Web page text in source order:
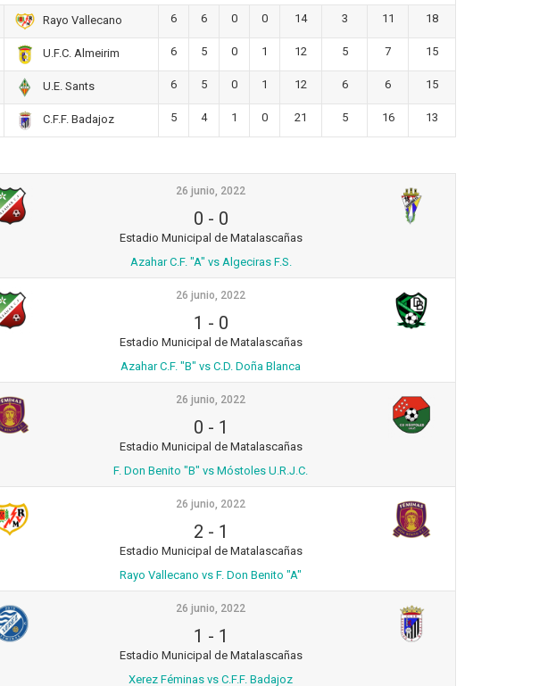
Rayo Vallecano 6 6 0 0 14 3 11 18
U.F.C. Almeirim 6 5 0 1 12 5 7 15
U.E. Sants 6 5 0 1 12 6 6 15
C.F.F. Badajoz 5 4 1 0 21 5 16 13
26 junio, 2022
0 - 0
Estadio Municipal de Matalascañas
Azahar C.F. "A" vs Algeciras F.S.
26 junio, 2022
1 - 0
Estadio Municipal de Matalascañas
Azahar C.F. "B" vs C.D. Doña Blanca
26 junio, 2022
0 - 1
Estadio Municipal de Matalascañas
F. Don Benito "B" vs Móstoles U.R.J.C.
26 junio, 2022
2 - 1
Estadio Municipal de Matalascañas
Rayo Vallecano vs F. Don Benito "A"
26 junio, 2022
1 - 1
Estadio Municipal de Matalascañas
Xerez Féminas vs C.F.F. Badajoz